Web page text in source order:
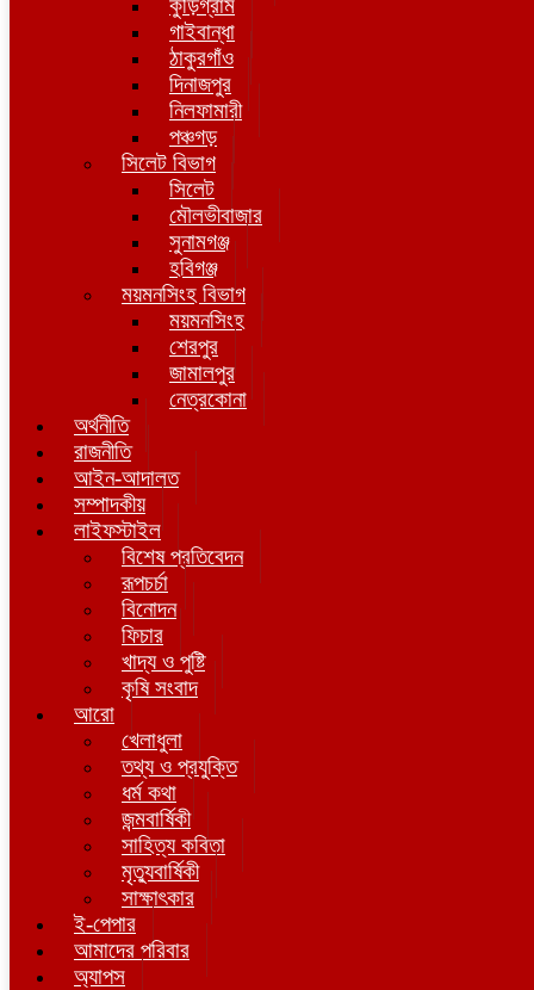
কুড়িগ্রাম
গাইবান্ধা
ঠাকুরগাঁও
দিনাজপুর
নিলফামারী
পঞ্চগড়
সিলেট বিভাগ
সিলেট
মৌলভীবাজার
সুনামগঞ্জ
হবিগঞ্জ
ময়মনসিংহ বিভাগ
ময়মনসিংহ
শেরপুর
জামালপুর
নেত্রকোনা
অর্থনীতি
রাজনীতি
আইন-আদালত
সম্পাদকীয়
লাইফস্টাইল
বিশেষ প্রতিবেদন
রূপচর্চা
বিনোদন
ফিচার
খাদ্য ও পুষ্টি
কৃষি সংবাদ
আরো
খেলাধুলা
তথ্য ও প্রযুক্তি
ধর্ম কথা
জন্মবার্ষিকী
সাহিত্য কবিতা
মৃত্যুবার্ষিকী
সাক্ষাৎকার
ই-পেপার
আমাদের পরিবার
অ্যাপস